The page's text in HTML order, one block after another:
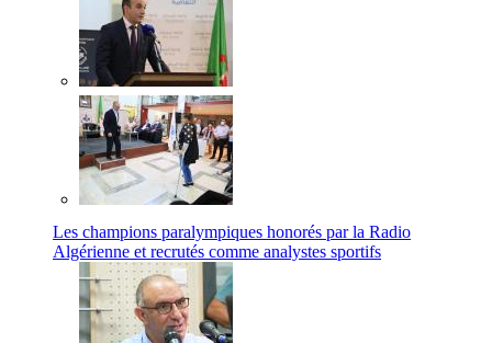
Les champions paralympiques honorés par la Radio
Algérienne et recrutés comme analystes sportifs